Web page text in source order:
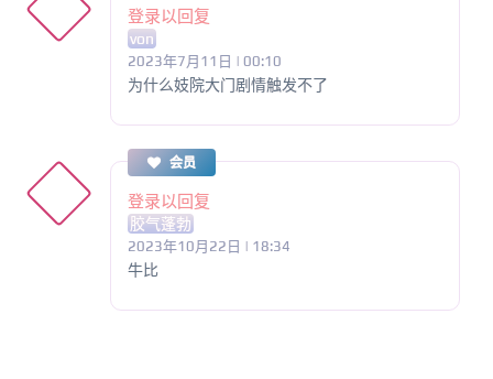
登录以回复
von
2023年7月11日 | 00:10
为什么妓院大门剧情触发不了
会员
登录以回复
胶气蓬勃
2023年10月22日 | 18:34
牛比